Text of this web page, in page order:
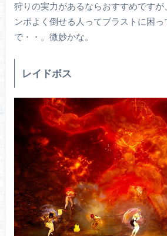
狩りの実力があるならおすすめです
ンポよく倒せる人ってブラストに困
で・・。微妙かな。
レイドボス